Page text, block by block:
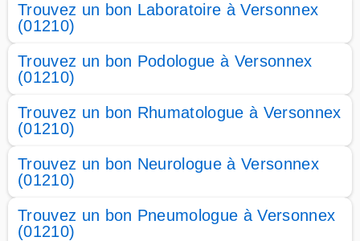
Trouvez un bon Laboratoire à Versonnex
(01210)
Trouvez un bon Podologue à Versonnex
(01210)
Trouvez un bon Rhumatologue à Versonnex
(01210)
Trouvez un bon Neurologue à Versonnex
(01210)
Trouvez un bon Pneumologue à Versonnex
(01210)